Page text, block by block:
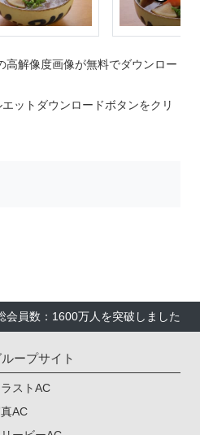
高解像度画像が無料でダウンロー
ットダウンロードボタンをクリ
会員数：1600万人を突破しました
ープサイト
ストAC
AC